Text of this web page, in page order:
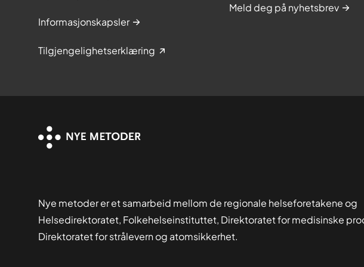
Informasjonskapsler
Tilgjengelighetserklæring
Meld deg på nyhetsbrev
Nye metoder er et samarbeid mellom de regionale helseforetakene og
Helsedirektoratet, Folkehelseinstituttet, Direktoratet for medisinske
Direktoratet for strålevern og atomsikkerhet.